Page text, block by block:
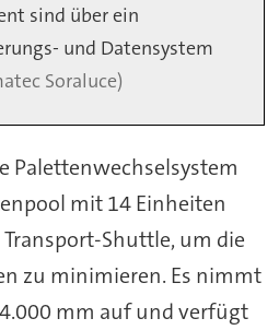
sind über ein
und Datensystem
Soraluce)
Palettenwechselsystem
mit 14 Einheiten
Shuttle, um die
zu minimieren. Es nimmt
mm auf und verfügt